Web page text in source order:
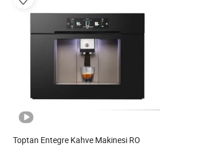
Toptan Entegre Kahve Makinesi RO